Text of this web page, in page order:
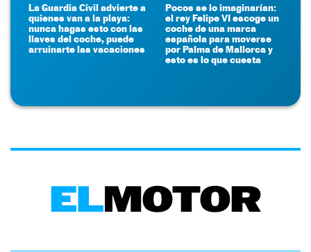
La Guardia Civil advierte a
quienes van a la playa:
nunca hagas esto con las
llaves del coche, puede
arruinarte las vacaciones
Pocos se lo imaginarían:
el rey Felipe VI escoge un
coche de una marca
española para moverse
por Palma de Mallorca y
esto es lo que cuesta